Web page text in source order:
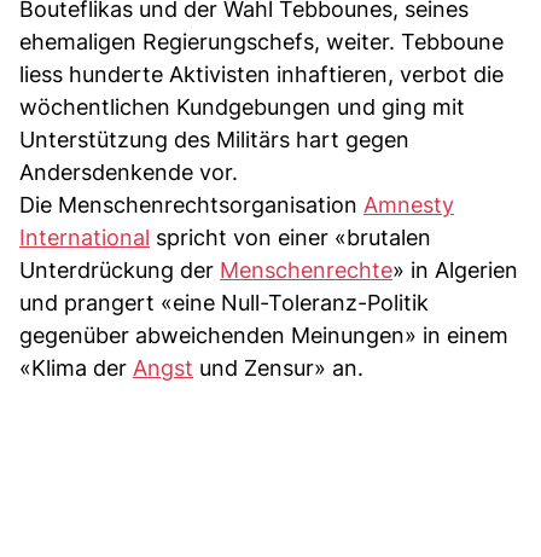
Bouteflikas und der Wahl Tebbounes, seines
ehemaligen Regierungschefs, weiter. Tebboune
liess hunderte Aktivisten inhaftieren, verbot die
wöchentlichen Kundgebungen und ging mit
Unterstützung des Militärs hart gegen
Andersdenkende vor.
Die Menschenrechtsorganisation Amnesty
International spricht von einer «brutalen
Unterdrückung der Menschenrechte» in Algerien
und prangert «eine Null-Toleranz-Politik
gegenüber abweichenden Meinungen» in einem
«Klima der Angst und Zensur» an.